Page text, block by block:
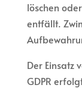
löschen
entfällt.
Der Einsatz
GDPR